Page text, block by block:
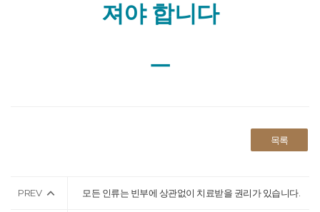
져야 합니다
ㅡ
목록
PREV 모든 인류는 빈부에 상관없이 치료받을 권리가 있습니다.